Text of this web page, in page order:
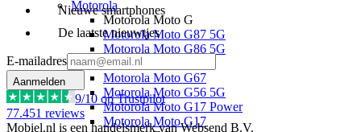
Motorola
Motorola Moto G
Motorola Moto G87 5G
Motorola Moto G86 5G
Motorola Moto G77
Motorola Moto G67
Motorola Moto G56 5G
Motorola Moto G17 Power
Motorola Moto G17
Nieuwe smartphones
De laatste nieuwtjes
E-mailadres
Aanmelden
9/10 op Trustpilot
77.451 reviews
Mobiel.nl is een handelsmerk van Websend B.V.